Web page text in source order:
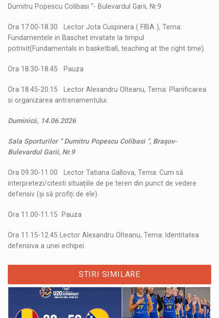
Dumitru Popescu Colibasi “- Bulevardul Garii, Nr.9
Ora 17.00-18.30 Lector Jota Cuspinera ( FIBA ), Tema:
Fundamentele in Baschet invatate la timpul
potrivit(Fundamentals in basketball, teaching at the right time).
Ora 18.30-18.45 Pauza
Ora 18.45-20.15 Lector Alexandru Olteanu, Tema: Planificarea
si organizarea antrenamentului.
Duminicǎ, 14.06.2026
Sala Sporturilor “ Dumitru Popescu Colibasi “, Braşov-
Bulevardul Garii, Nr.9
Ora 09.30-11.00 Lector Tatiana Gallova, Tema: Cum să
interpretezi/citesti situațiile de pe teren din punct de vedere
defensiv (și să profiți de ele).
Ora 11.00-11.15 Pauza
Ora 11.15-12.45 Lector Alexandru Olteanu, Tema: Identitatea
defensiva a unei echipei.
STIRI SIMILARE